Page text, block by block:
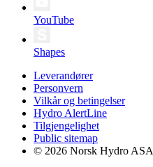
YouTube
Shapes
Leverandører
Personvern
Vilkår og betingelser
Hydro AlertLine
Tilgjengelighet
Public sitemap
© 2026 Norsk Hydro ASA